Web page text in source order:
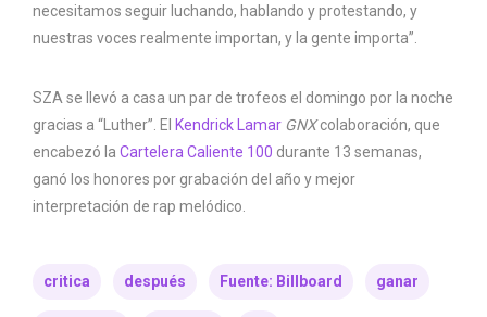
necesitamos seguir luchando, hablando y protestando, y
nuestras voces realmente importan, y la gente importa”.
SZA se llevó a casa un par de trofeos el domingo por la noche
gracias a “Luther”. El Kendrick Lamar GNXcolaboración, que
encabezó la Cartelera Caliente 100 durante 13 semanas,
ganó los honores por grabación del año y mejor
interpretación de rap melódico.
critica después Fuente: Billboard ganar